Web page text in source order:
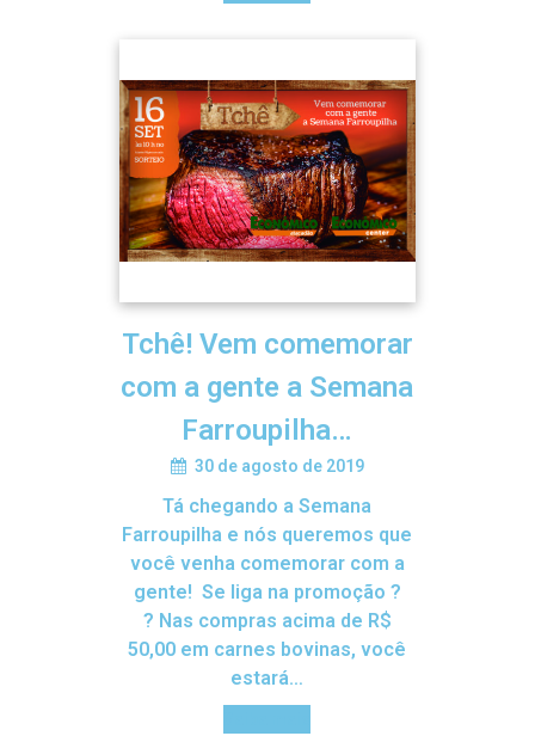
Tchê! Vem comemorar
com a gente a Semana
Farroupilha…
30 de agosto de 2019
Tá chegando a Semana
Farroupilha e nós queremos que
você venha comemorar com a
gente! Se liga na promoção ?
? Nas compras acima de R$
50,00 em carnes bovinas, você
estará…